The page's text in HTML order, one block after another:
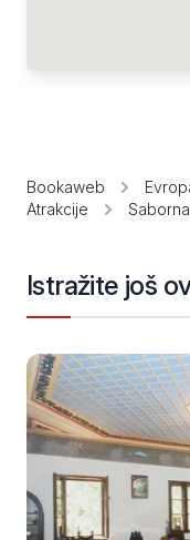
Bookaweb
Atrakcije
Istražite još